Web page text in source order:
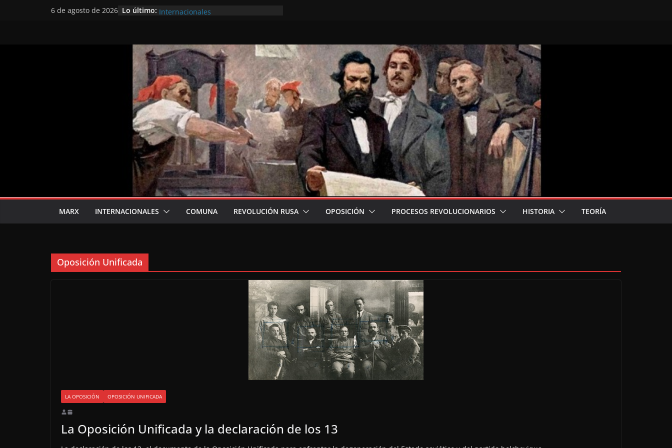
6 de agosto de 2026 Lo último:
Internacionales
Congreso
Hacia el Congreso de Lausana, de
1867
Sobre el joven Marx
Zinóviev sobre la II Internacional
MARX INTERNACIONALES COMUNA REVOLUCIÓN RUSA OPOSICIÓN PROCESOS REVOLUCIONARIOS HISTORIA TEORÍA
Oposición Unificada
LA OPOSICIÓN OPOSICIÓN UNIFICADA
La Oposición Unificada y la declaración de los 13